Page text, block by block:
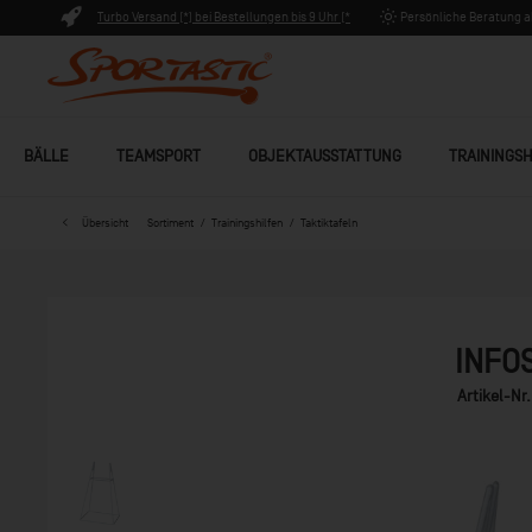
Turbo Versand (*) bei Bestellungen bis 9 Uhr (*
Persönliche Beratung
BÄLLE TEAMSPORT OBJEKTAUSSTATTUNG
Übersicht Sortiment Trainingshilfen Taktiktafeln
Artikel-